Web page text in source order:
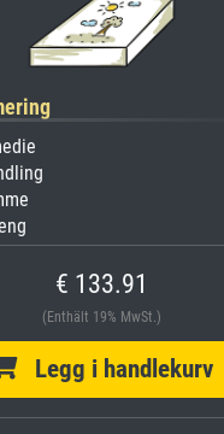
€ 133.91
(Enthält 19% MwSt.)
Legg i handlekurv